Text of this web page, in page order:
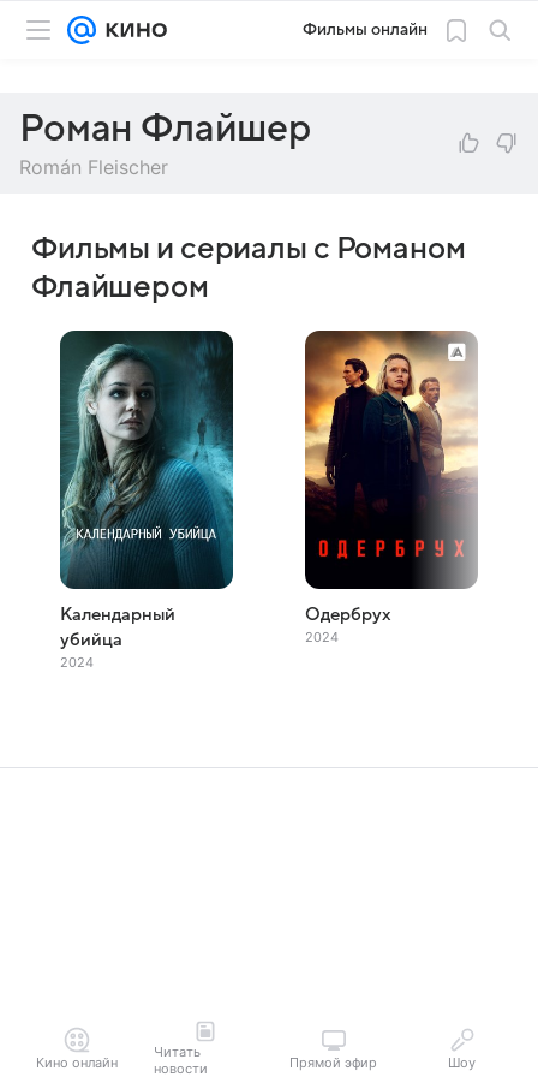
Фильмы онлайн
Роман Флайшер
Román Fleischer
Фильмы и сериалы с Романом
Флайшером
Календарный
убийца
2024
Одербрух
2024
Кино онлайн
Читать
новости
Прямой эфир Шоу